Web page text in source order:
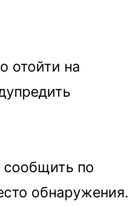
отойти на
по
обнаружения.